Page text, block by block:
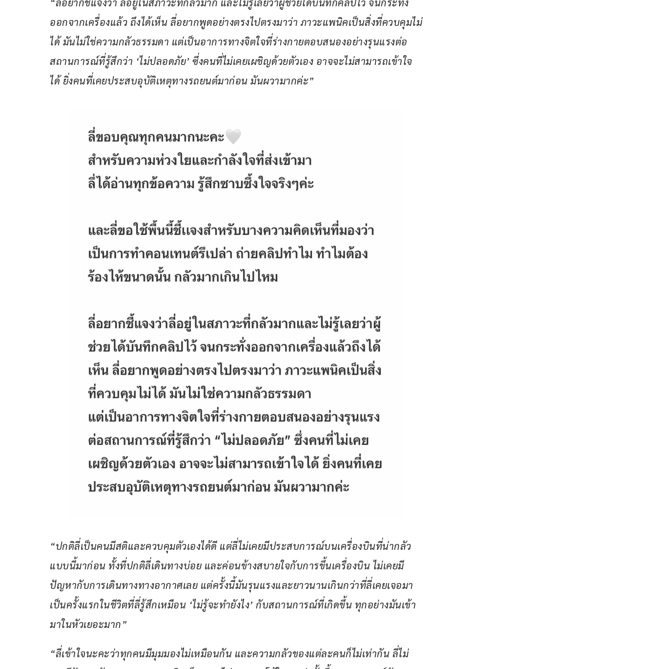
ออกจากเครื่องแล้ว ถึงได้เห็น ลี่อยากพูดอย่างตรงไปตรงมาว่า ภาวะแพนิคเป็นสิ่งที่ควบคุมไม่
ได้ มันไม่ใช่ความกลัวธรรมดา แต่เป็นอาการทางจิตใจที่ร่างกายตอบสนองอย่างรุนแรงต่อ
สถานการณ์ที่รู้สึกว่า ‘ไม่ปลอดภัย’ ซึ่งคนที่ไม่เคยเผชิญด้วยตัวเอง อาจจะไม่สามารถเข้าใจ
ได้ ยิ่งคนที่เคยประสบอุบัติเหตุทางรถยนต์มาก่อน มันผวามากค่ะ”
“ปกติลี่เป็นคนมีสติและควบคุมตัวเองได้ดี แต่ลี่ไม่เคยมีประสบการณ์บนเครื่องบินที่น่ากลัว
แบบนี้มาก่อน ทั้งที่ปกติลี่เดินทางบ่อย และค่อนข้างสบายใจกับการขึ้นเครื่องบิน ไม่เคยมี
ปัญหากับการเดินทางทางอากาศเลย แต่ครั้งนี้มันรุนแรงและยาวนานเกินกว่าที่ลี่เคยเจอมา
เป็นครั้งแรกในชีวิตที่ลี่รู้สึกเหมือน ‘ไม่รู้จะทำยังไง’ กับสถานการณ์ที่เกิดขึ้น ทุกอย่างมันเข้า
มาในหัวเยอะมาก”
“ลี่เข้าใจนะคะว่าทุกคนมีมุมมองไม่เหมือนกัน และความกลัวของแต่ละคนก็ไม่เท่ากัน ลี่ไม่